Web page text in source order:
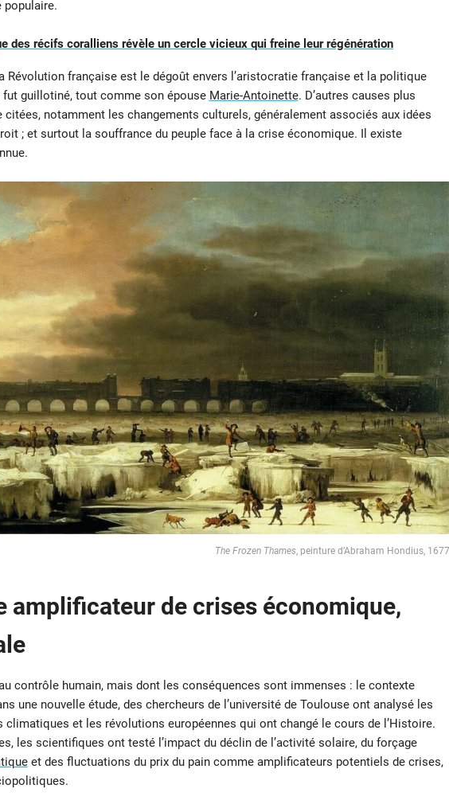
populaire.
des récifs coralliens révèle un cercle vicieux qui freine leur régénération
Révolution française est le dégoût envers l’aristocratie française et la politique
fut guillotiné, tout comme son épouse Marie-Antoinette. D’autres causes plus
notamment les changements culturels, généralement associés aux idées
; et surtout la souffrance du peuple face à la crise économique. Il existe
The Frozen Thames, peinture d’Abraham Hondius, 1677
amplificateur de crises économique,
au contrôle humain, mais dont les conséquences sont immenses : le contexte
une nouvelle étude, des chercheurs de l’université de Toulouse ont analysé les
climatiques et les révolutions européennes qui ont changé le cours de l’Histoire.
les scientifiques ont testé l’impact du déclin de l’activité solaire, du forçage
et des fluctuations du prix du pain comme amplificateurs potentiels de crises,